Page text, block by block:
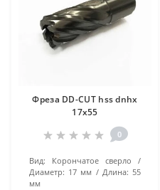
Фреза DD-CUT hss dnhx
17х55
0
Вид:
Корончатое сверло
Диаметр: 17 мм Длина: 55
мм